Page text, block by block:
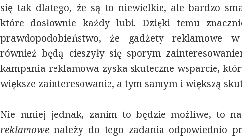
się tak dlatego, że są to niewielkie, ale bardzo
które dosłownie każdy lubi. Dzięki temu
prawdopodobieństwo, że gadżety reklamowe
również będą cieszyły się sporym
kampania reklamowa zyska skuteczne wsparcie,
większe zainteresowanie, a tym samym i większą
Nie mniej jednak, zanim to będzie możliwe, to
reklamowe należy do tego zadania odpowiednio